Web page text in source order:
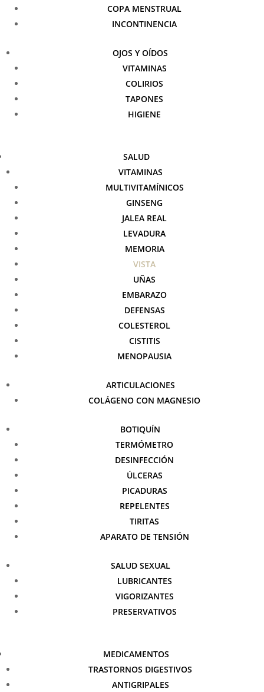
COPA MENSTRUAL
INCONTINENCIA
OJOS Y OÍDOS
VITAMINAS
COLIRIOS
TAPONES
HIGIENE
SALUD
VITAMINAS
MULTIVITAMÍNICOS
GINSENG
JALEA REAL
LEVADURA
MEMORIA
VISTA
UÑAS
EMBARAZO
DEFENSAS
COLESTEROL
CISTITIS
MENOPAUSIA
ARTICULACIONES
COLÁGENO CON MAGNESIO
BOTIQUÍN
TERMÓMETRO
DESINFECCIÓN
ÚLCERAS
PICADURAS
REPELENTES
TIRITAS
APARATO DE TENSIÓN
SALUD SEXUAL
LUBRICANTES
VIGORIZANTES
PRESERVATIVOS
MEDICAMENTOS
TRASTORNOS DIGESTIVOS
ANTIGRIPALES